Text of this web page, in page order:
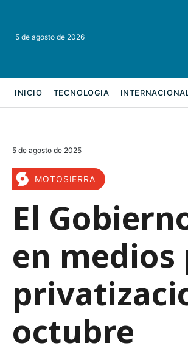
5 de agosto de 2026
INICIO TECNOLOGIA
5 de agosto de 2025
MOTOSIERRA
El
en
octubre